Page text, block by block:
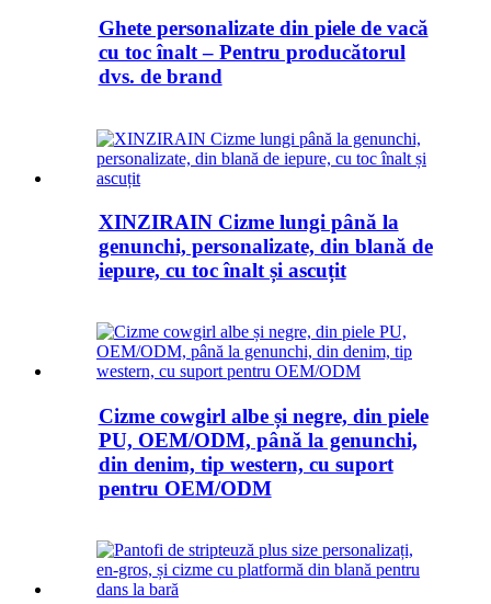
Ghete personalizate din piele de vacă
cu toc înalt – Pentru producătorul
dvs. de brand
XINZIRAIN Cizme lungi până la
genunchi, personalizate, din blană de
iepure, cu toc înalt și ascuțit
Cizme cowgirl albe și negre, din piele
PU, OEM/ODM, până la genunchi,
din denim, tip western, cu suport
pentru OEM/ODM